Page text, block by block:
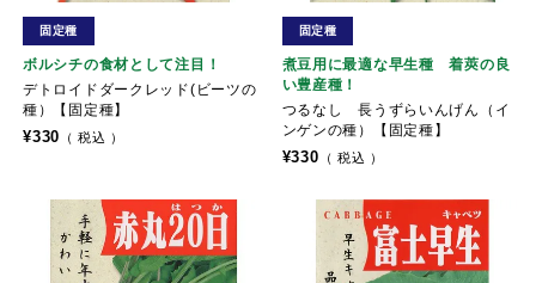
ボルシチの食材として注目！
デトロイドダークレッド(ビーツの
種）【固定種】
固定種
¥330 税込
煮豆用に最適な早生種 着莢の良
い豊産種！
つるなし 長うずらいんげん（イ
ンゲンの種）【固定種】
固定種
¥330 税込